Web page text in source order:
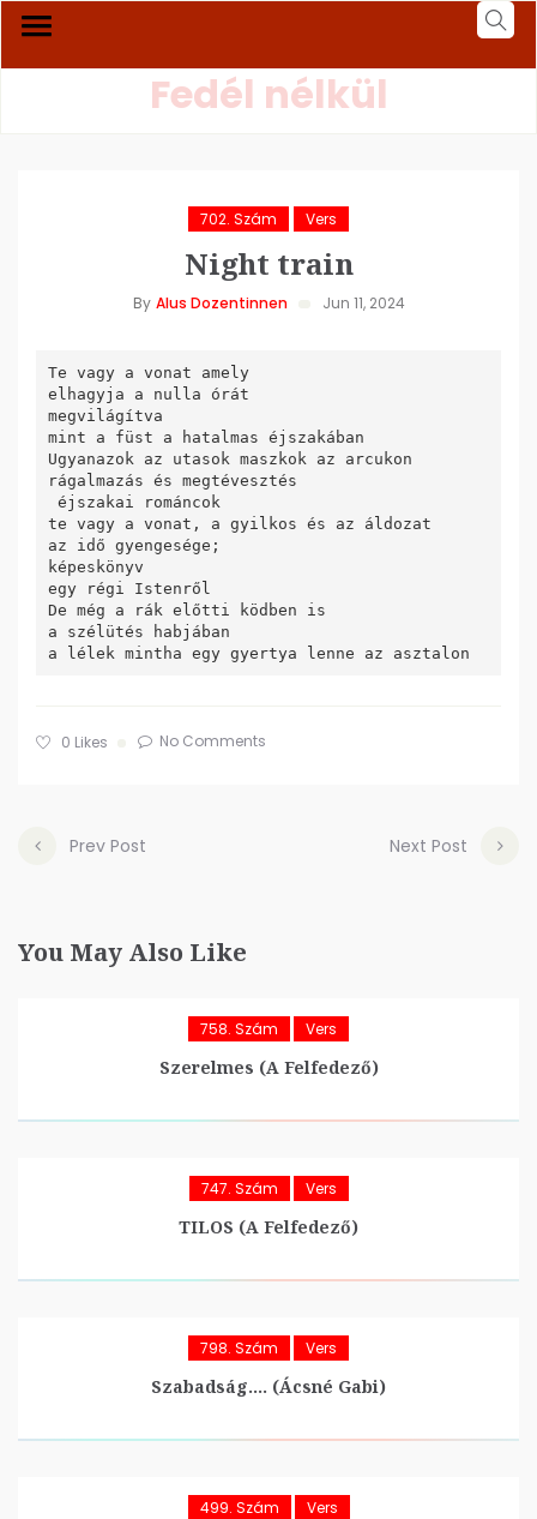
Fedél nélkül
702. Szám Vers
Night train
By Alus Dozentinnen Jun 11, 2024
Te vagy a vonat amely
elhagyja a nulla órát
megvilágítva
mint a füst a hatalmas éjszakában
Ugyanazok az utasok maszkok az arcukon
rágalmazás és megtévesztés
te vagy a vonat, a gyilkos és az áldozat
az idő gyengesége;
képeskönyv
egy régi Istenről
De még a rák előtti ködben is
a szélütés habjában
0 Likes No Comments
Prev Post Next Post
You May Also Like
758. Szám Vers
Szerelmes (A Felfedező)
747. Szám Vers
TILOS (A Felfedező)
798. Szám Vers
Szabadság…. (Ácsné Gabi)
499. Szám Vers